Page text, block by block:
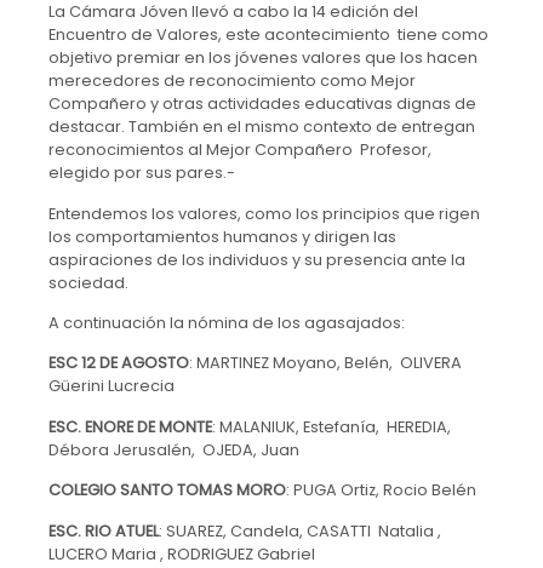
La Cámara Jóven llevó a cabo la 14 edición del
Encuentro de Valores, este acontecimiento tiene como
objetivo premiar en los jóvenes valores que los hacen
merecedores de reconocimiento como Mejor
Compañero y otras actividades educativas dignas de
destacar. También en el mismo contexto de entregan
reconocimientos al Mejor Compañero Profesor,
elegido por sus pares.-
Entendemos los valores, como los principios que rigen
los comportamientos humanos y dirigen las
aspiraciones de los individuos y su presencia ante la
sociedad.
A continuación la nómina de los agasajados:
ESC 12 DE AGOSTO: MARTINEZ Moyano, Belén, OLIVERA
Güerini Lucrecia
ESC. ENORE DE MONTE: MALANIUK, Estefanía, HEREDIA,
Débora Jerusalén, OJEDA, Juan
COLEGIO SANTO TOMAS MORO: PUGA Ortiz, Rocio Belén
ESC. RIO ATUEL: SUAREZ, Candela, CASATTI Natalia ,
LUCERO Maria , RODRIGUEZ Gabriel